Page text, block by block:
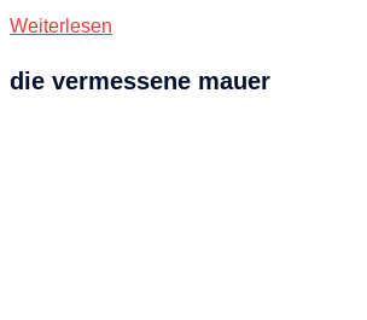
Weiterlesen
die vermessene mauer